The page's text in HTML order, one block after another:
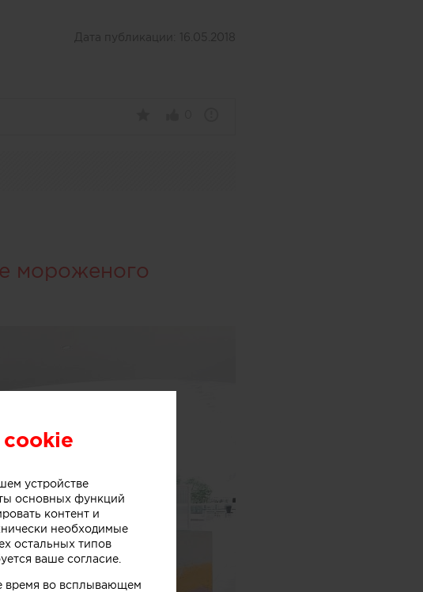
Дата публикации: 16.05.2018
мороженого
cookie
устройстве
основных функций
контент и
необходимые
остальных типов
ваше согласие.
время во всплывающем